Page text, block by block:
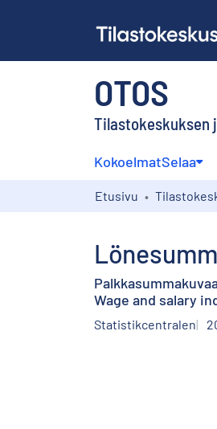
OTOS
Tilastokeskuksen
KokoelmatSelaa
Etusivu
Wage and salary
Statistikcentralen